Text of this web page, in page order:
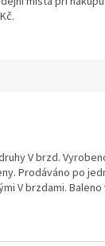
V brzd.
Prodáváno po
V brzdami.